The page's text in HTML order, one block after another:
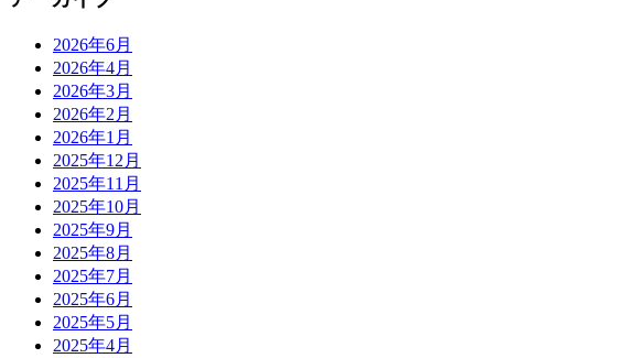
2026年6月
2026年4月
2026年3月
2026年2月
2026年1月
2025年12月
2025年11月
2025年10月
2025年9月
2025年8月
2025年7月
2025年6月
2025年5月
2025年4月